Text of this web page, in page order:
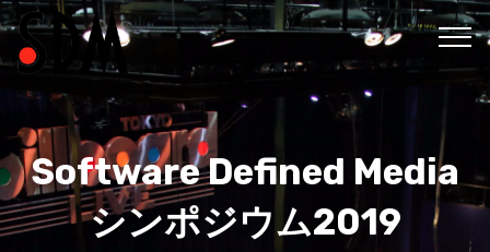
Software Defined Media
シンポジウム2019